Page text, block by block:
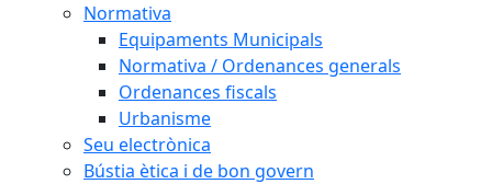
Normativa
Equipaments Municipals
Normativa / Ordenances generals
Ordenances fiscals
Urbanisme
Seu electrònica
Bústia ètica i de bon govern